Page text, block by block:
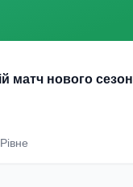
матч нового